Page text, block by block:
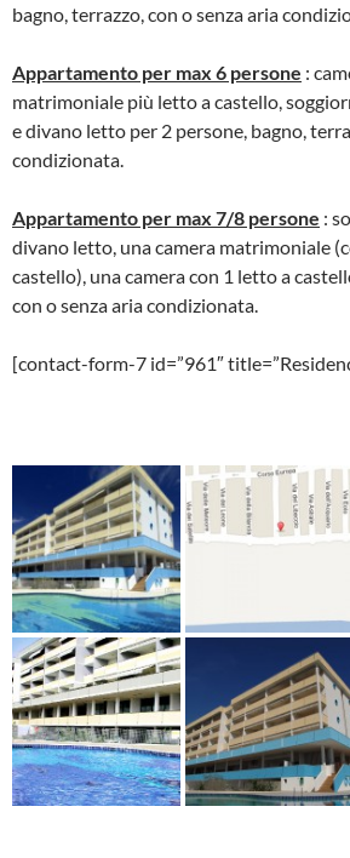
bagno, terrazzo, con o senza aria
Appartamento per max 6 persone :
matrimoniale più letto a castello,
e divano letto per 2 persone, bagno,
condizionata.
Appartamento per max 7/8 persone :
divano letto, una camera matrimoniale
castello), una camera con 1 letto a
con o senza aria condizionata.
[contact-form-7 id=”961″